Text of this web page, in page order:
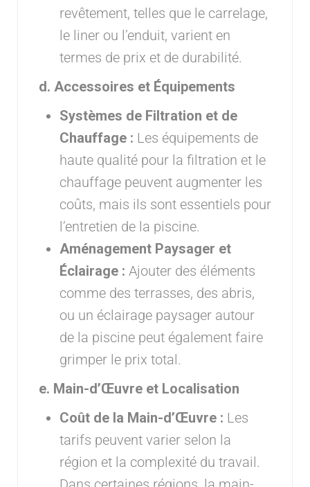
revêtement, telles que le carrelage,
le liner ou l’enduit, varient en
termes de prix et de durabilité.
d. Accessoires et Équipements
Systèmes de Filtration et de
Chauffage : Les équipements de
haute qualité pour la filtration et le
chauffage peuvent augmenter les
coûts, mais ils sont essentiels pour
l’entretien de la piscine.
Aménagement Paysager et
Éclairage : Ajouter des éléments
comme des terrasses, des abris,
ou un éclairage paysager autour
de la piscine peut également faire
grimper le prix total.
e. Main-d’Œuvre et Localisation
Coût de la Main-d’Œuvre : Les
tarifs peuvent varier selon la
région et la complexité du travail.